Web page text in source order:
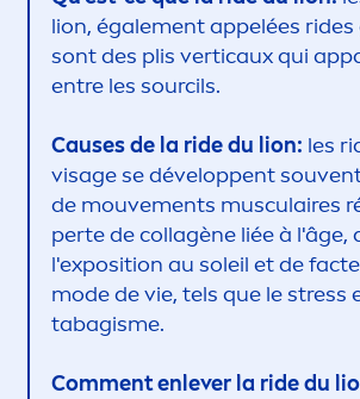
lion, également appelées rides
sont des plis verticaux qui
entre les sourcils.
Causes de la ride du lion: les
visage se développent
de mouvements musculaires
perte de collagène liée à l'âge,
l'exposition au soleil et de
mode de vie, tels que lestress
tabagisme.
Comment enlever la ride du